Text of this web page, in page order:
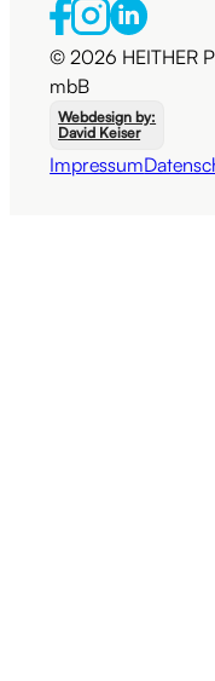
© 2026 HEITHER
mbB
Impressum
Webdesign by:
David Keiser